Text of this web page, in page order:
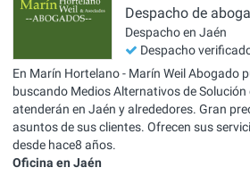
Despacho de
Despacho en Jaén
Despacho
En Marín Hortelano - Marín Weil Abogado
buscando Medios Alternativos de Solución
atenderán en Jaén y alrededores. Gran
asuntos de sus clientes. Ofrecen sus
desde hace8 años.
Oficina en Jaén